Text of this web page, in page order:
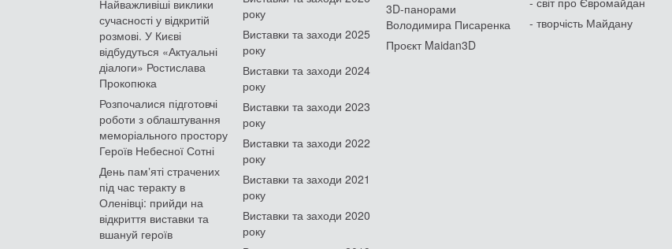
Найважливіші виклики
сучасності у відкритій
розмові. У Києві
відбудуться «Актуальні
діалоги» Ростислава
Прокопюка
Розпочалися підготовчі
роботи з облаштування
меморіального простору
Героїв Небесної Сотні
День памʼяті страчених
під час теракту в
Оленівці: прийди на
відкриття виставки та
вшануй героїв
року
Виставки та заходи 2025
року
Виставки та заходи 2024
року
Виставки та заходи 2023
року
Виставки та заходи 2022
року
Виставки та заходи 2021
року
Виставки та заходи 2020
року
3D-панорами
Володимира Писаренка
Проєкт Maidan3D
- творчість Майдану